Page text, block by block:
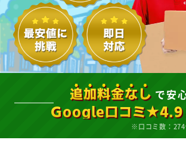
追加料金なし で安
Google口コミ★4.9
※口コミ数：274